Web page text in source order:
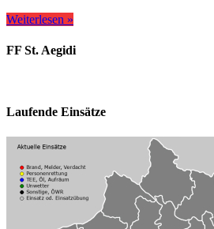
Weiterlesen »
FF St. Aegidi
Laufende Einsätze